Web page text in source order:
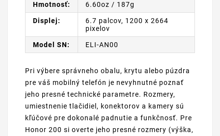
Hmotnosť: 6.60oz / 187g
Displej:
6.7 palcov, 1200 x 2664
pixelov
Model SN: ELI-AN00
Pri výbere správneho obalu, krytu alebo púzdra
pre váš mobilný telefón je nevyhnutné poznať
jeho presné technické parametre. Rozmery,
umiestnenie tlačidiel, konektorov a kamery sú
kľúčové pre dokonalé padnutie a funkčnosť. Pre
Honor 200 si overte jeho presné rozmery (výška,